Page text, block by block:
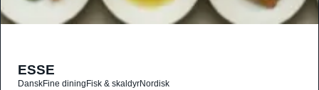
ESSE
DanskFine diningFisk & skaldyrNordisk